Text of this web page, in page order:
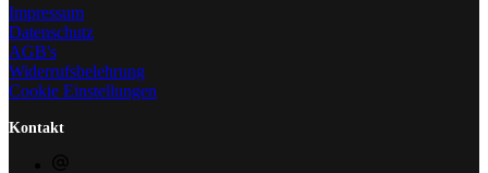
Impressum
Datenschutz
AGB's
Widerrufsbelehrung
Cookie Einstellungen
Kontakt